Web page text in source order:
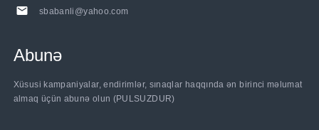
sbabanli@yahoo.com
Abunə
Xüsusi kampaniyalar, endirimlər, sınaqlar haqqında ən birinci məlumat
almaq üçün abunə olun (PULSUZDUR)